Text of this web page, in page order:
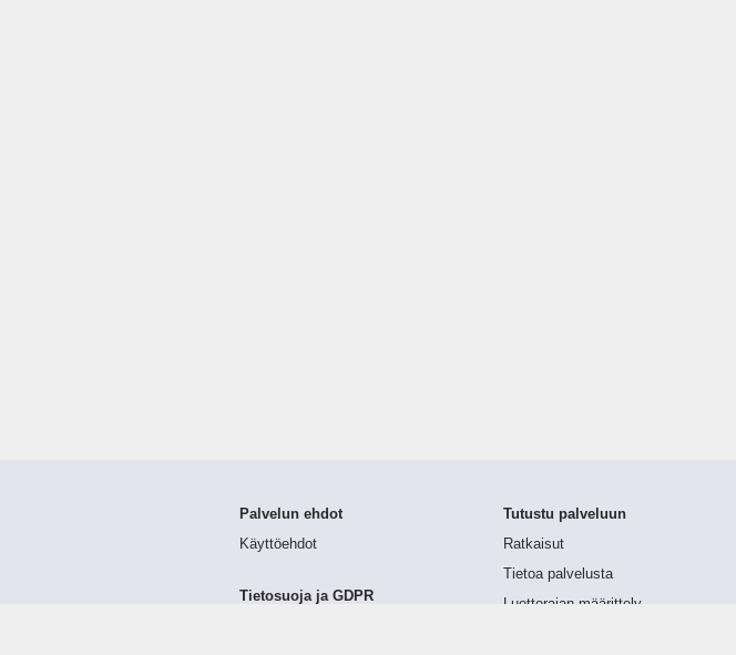
Palvelun ehdot
Käyttöehdot
Tietosuoja ja GDPR
Tutustu palveluun
Ratkaisut
Tietoa palvelusta
Luottorajan määrittely